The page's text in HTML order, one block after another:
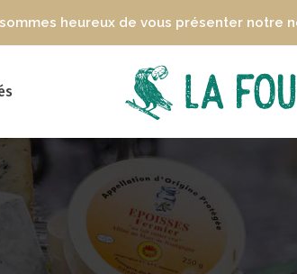
heureux de vous présenter notre